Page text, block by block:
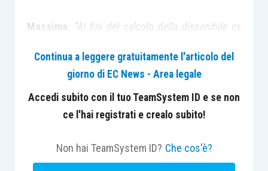
Massima: “Ai fini del calcolo della disponibile ex
fittizia tutte le donazioni, a chiunque fatte,
indipendentemente dalla qualità di congiunto, di
erede o di estraneo del donatario.”
conferimento ma non importa l’esclusione del bene
donato dalla riunione fittizia ai fini della
Continua a leggere gratuitamente l'articolo del
giorno di EC News - Area legale
Accedi subito con il tuo TeamSystem ID e se non
ce l'hai registrati e crealo subito!
Non hai TeamSystem ID? Che cos'è?